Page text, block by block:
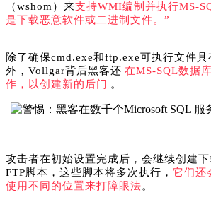
（wshom）来支持WMI编制并执行MS-
是下载恶意软件或二进制文件。”
除了确保cmd.exe和ftp.exe可执行文件
外，Vollgar背后黑客还 在MS-SQL数据
作，以创建新的后门
。
攻击者在初始设置完成后，会继续创建
FTP脚本，这些脚本将多次执行， 它们还
使用不同的位置来打障眼法。